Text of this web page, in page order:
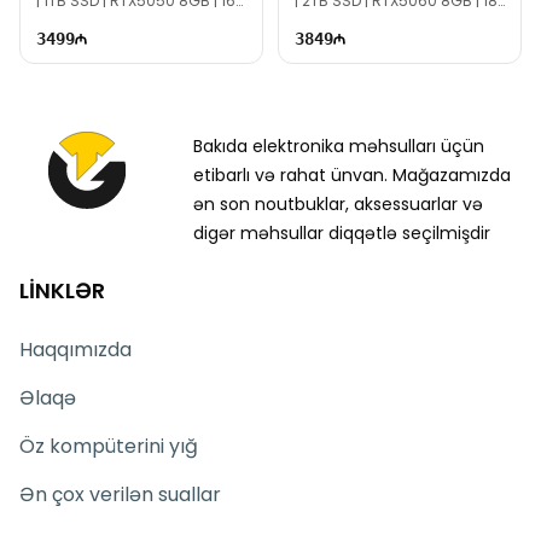
3499 3849
Bakıda elektronika məhsulları üçün
etibarlı və rahat ünvan. Mağazamızda
ən son noutbuklar, aksessuarlar və
digər məhsullar diqqətlə seçilmişdir
LİNKLƏR
Haqqımızda
Əlaqə
Öz kompüterini yığ
Ən çox verilən suallar